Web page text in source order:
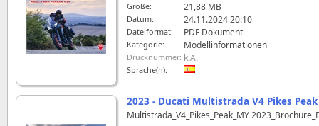
Größe: 21,88 MB
Datum: 24.11.2024 20:10
Dateiformat: PDF Dokument
Kategorie: Modellinformationen
Drucknummer: k.A.
Sprache(n):
2023 - Ducati Multistrada V4 Pikes Peak
Multistrada_V4_Pikes_Peak_MY